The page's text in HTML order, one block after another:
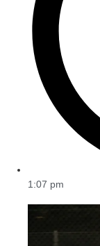
1:07 pm